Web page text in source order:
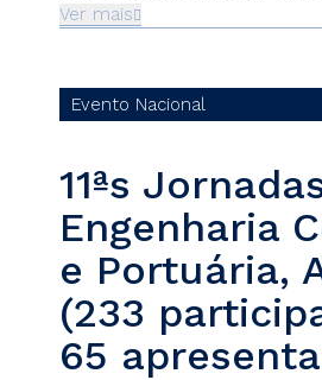
Ver mais
Evento Nacional
11ªs
Engenharia
e Portuária,
(233
65